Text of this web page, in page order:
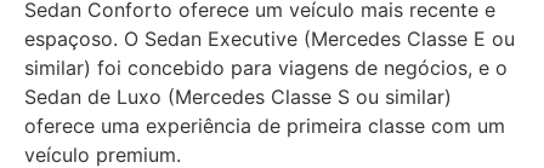
Sedan Conforto oferece um veículo mais recente e
espaçoso. O Sedan Executive (Mercedes Classe E ou
similar) foi concebido para viagens de negócios, e o
Sedan de Luxo (Mercedes Classe S ou similar)
oferece uma experiência de primeira classe com um
veículo premium.